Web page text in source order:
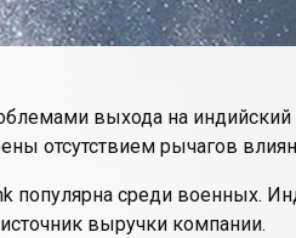
выхода на
отсутствием рычагов
популярна среди военных.
выручки компании.